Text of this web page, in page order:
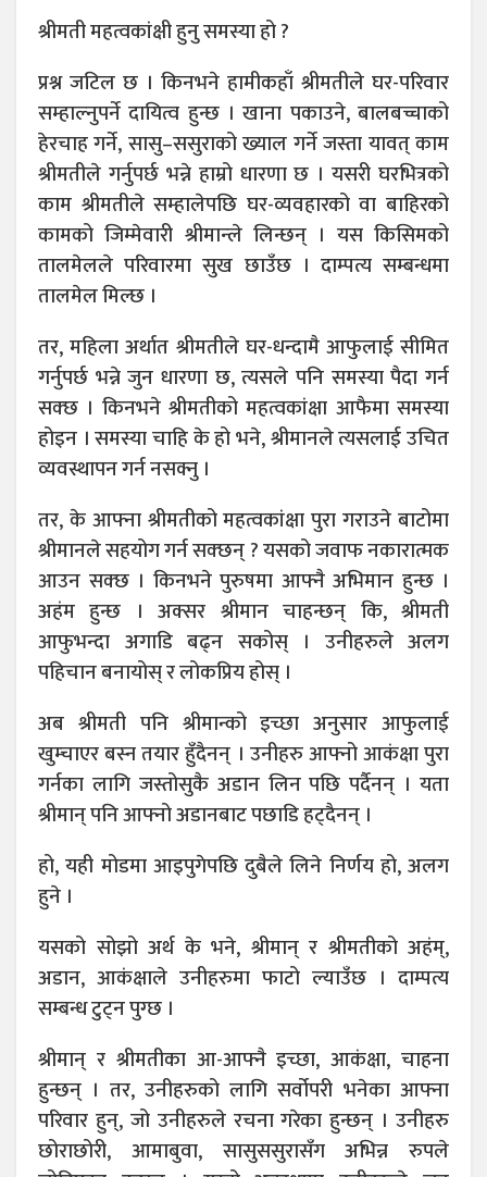
श्रीमती महत्वकांक्षी हुनु समस्या हो ?
प्रश्न जटिल छ । किनभने हामीकहाँ श्रीमतीले घर-परिवार
सम्हाल्नुपर्ने दायित्व हुन्छ । खाना पकाउने, बालबच्चाको
हेरचाह गर्ने, सासु–ससुराको ख्याल गर्ने जस्ता यावत् काम
श्रीमतीले गर्नुपर्छ भन्ने हाम्रो धारणा छ । यसरी घरभित्रको
काम श्रीमतीले सम्हालेपछि घर-व्यवहारको वा बाहिरको
कामको जिम्मेवारी श्रीमान्ले लिन्छन् । यस किसिमको
तालमेलले परिवारमा सुख छाउँछ । दाम्पत्य सम्बन्धमा
तालमेल मिल्छ ।
तर, महिला अर्थात श्रीमतीले घर-धन्दामै आफुलाई सीमित
गर्नुपर्छ भन्ने जुन धारणा छ, त्यसले पनि समस्या पैदा गर्न
सक्छ । किनभने श्रीमतीको महत्वकांक्षा आफैमा समस्या
होइन । समस्या चाहि के हो भने, श्रीमानले त्यसलाई उचित
व्यवस्थापन गर्न नसक्नु ।
तर, के आफ्ना श्रीमतीको महत्वकांक्षा पुरा गराउने बाटोमा
श्रीमानले सहयोग गर्न सक्छन् ? यसको जवाफ नकारात्मक
आउन सक्छ । किनभने पुरुषमा आफ्नै अभिमान हुन्छ ।
अहंम हुन्छ । अक्सर श्रीमान चाहन्छन् कि, श्रीमती
आफुभन्दा अगाडि बढ्न सकोस् । उनीहरुले अलग
पहिचान बनायोस् र लोकप्रिय होस् ।
अब श्रीमती पनि श्रीमान्को इच्छा अनुसार आफुलाई
खुम्चाएर बस्न तयार हुँदैनन् । उनीहरु आफ्नो आकंक्षा पुरा
गर्नका लागि जस्तोसुकै अडान लिन पछि पर्दैनन् । यता
श्रीमान् पनि आफ्नो अडानबाट पछाडि हट्दैनन् ।
हो, यही मोडमा आइपुगेपछि दुबैले लिने निर्णय हो, अलग
हुने ।
यसको सोझो अर्थ के भने, श्रीमान् र श्रीमतीको अहंम्,
अडान, आकंक्षाले उनीहरुमा फाटो ल्याउँछ । दाम्पत्य
सम्बन्ध टुट्न पुग्छ ।
श्रीमान् र श्रीमतीका आ-आफ्नै इच्छा, आकंक्षा, चाहना
हुन्छन् । तर, उनीहरुको लागि सर्वोपरी भनेका आफ्ना
परिवार हुन्, जो उनीहरुले रचना गरेका हुन्छन् । उनीहरु
छोराछोरी, आमाबुवा, सासुससुरासँग अभिन्न रुपले